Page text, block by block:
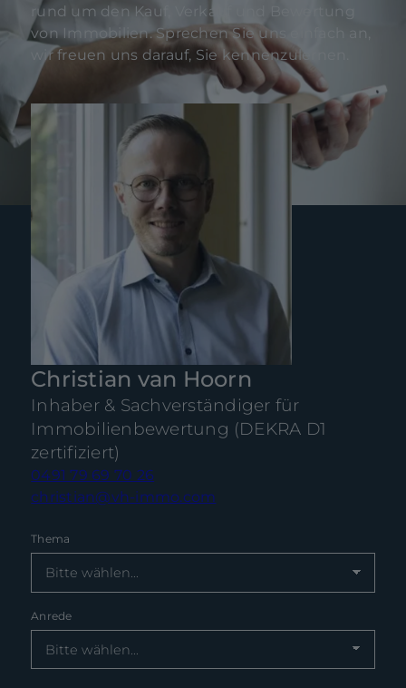
rund um den Kauf, Verkauf und Bewertung
von Immobilien. Sprechen Sie uns einfach an,
wir freuen uns darauf, Sie kennenzulernen.
Christian van Hoorn
Inhaber & Sachverständiger für
Immobilienbewertung (DEKRA D1
zertifiziert)
0491 79 69 70 26
christian@vh-immo.com
Thema
Anrede